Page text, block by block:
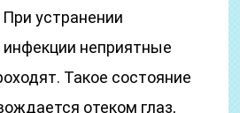
устранении
инфекции неприятные
Такое состояние
отеком глаз,